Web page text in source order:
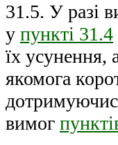
31.5. У разі
у пункті 31.4
їх усунення,
якомога
вимог